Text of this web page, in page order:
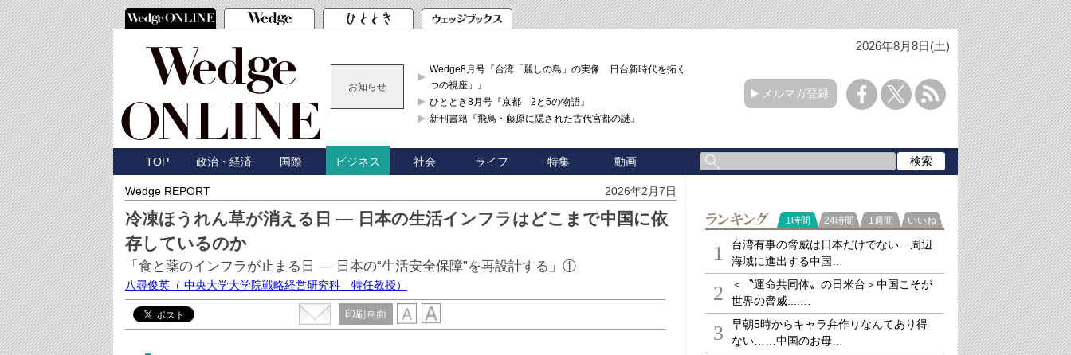
2026年8月8日(土)
お知らせ
Wedge8月号『台湾「麗しの島」の実像 日台新時代を拓く「3
つの視座」』
ひととき8月号『京都 2と5の物語』
新刊書籍『飛鳥・藤原に隠された古代宮都の謎』
メルマガ登録
TOP 政治・経済 国際 ビジネス 社会 ライフ 特集 動画
Wedge REPORT 2026年2月7日
冷凍ほうれん草が消える日 ― 日本の生活インフラはどこまで中国に依
存しているのか
「食と薬のインフラが止まる日 ― 日本の“生活安全保障”を再設計する」①
八尋俊英 （ 中央大学大学院戦略経営研究科 特任教授）
印刷画面
ランキング
1時間 24時間 1週間 いいね
1
台湾有事の脅威は日本だけでない…周辺
海域に進出する中国…
2
＜〝運命共同体〟の日米台＞中国こそが
世界の脅威....…
3
早朝5時からキャラ弁作りなんてあり得
ない……中国のお母…